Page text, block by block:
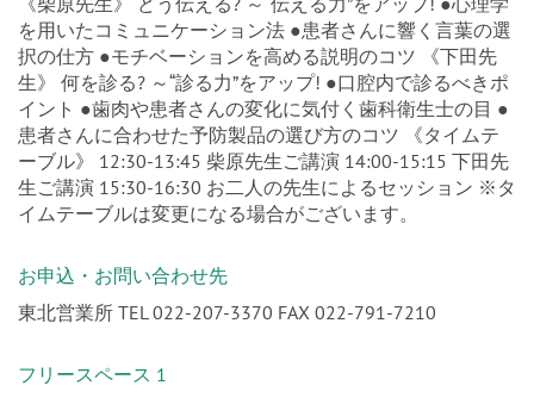
《柴原先生》 どう伝える? ～“伝える力”をアップ! ●心理学
を用いたコミュニケーション法 ●患者さんに響く言葉の選
択の仕方 ●モチベーションを高める説明のコツ 《下田先
生》 何を診る? ～“診る力”をアップ! ●口腔内で診るべきポ
イント ●歯肉や患者さんの変化に気付く歯科衛生士の目 ●
患者さんに合わせた予防製品の選び方のコツ 《タイムテ
ーブル》 12:30-13:45 柴原先生ご講演 14:00-15:15 下田先
生ご講演 15:30-16:30 お二人の先生によるセッション ※タ
イムテーブルは変更になる場合がございます。
お申込・お問い合わせ先
東北営業所 TEL 022-207-3370 FAX 022-791-7210
フリースペース 1